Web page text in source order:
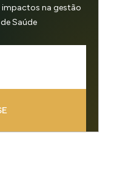
impactos na gestão
Saúde